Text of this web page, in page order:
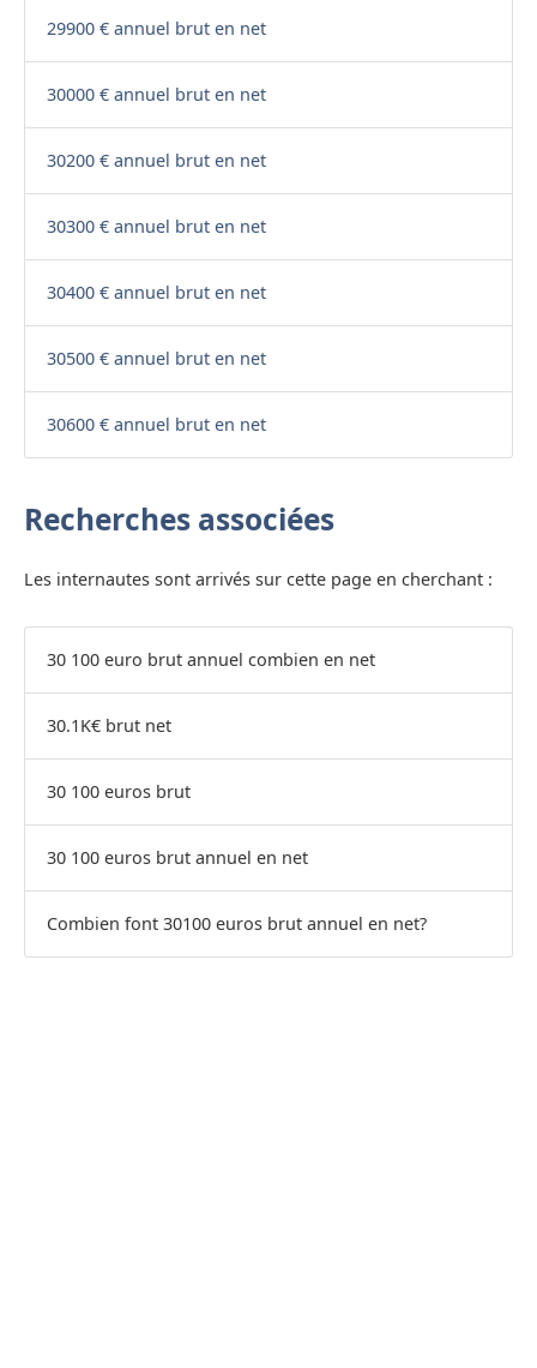
29900 € annuel brut en net
30000 € annuel brut en net
30200 € annuel brut en net
30300 € annuel brut en net
30400 € annuel brut en net
30500 € annuel brut en net
30600 € annuel brut en net
Recherches associées
Les internautes sont arrivés sur cette page en cherchant :
30 100 euro brut annuel combien en net
30.1K€ brut net
30 100 euros brut
30 100 euros brut annuel en net
Combien font 30100 euros brut annuel en net?